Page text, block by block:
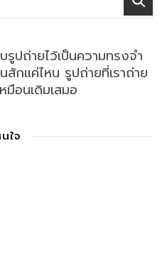
ปถ่ายไว้เป็นความทรงจำ
สักแค่ไหน รูปถ่ายที่เราถ่าย
มือนเดิมเสมอ
ใจ